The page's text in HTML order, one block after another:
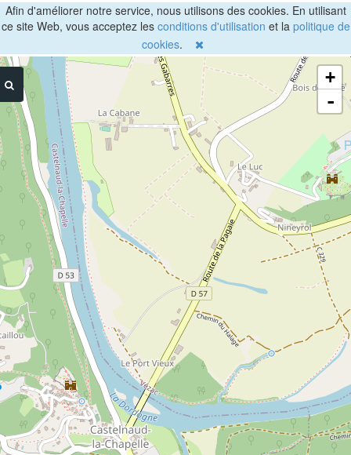
Afin d'améliorer notre service, nous utilisons des cookies. En utilisant
ce site Web, vous acceptez les conditions d'utilisation et la politique de
cookies.
+
-